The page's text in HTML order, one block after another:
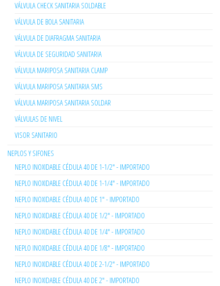
VÁLVULA CHECK SANITARIA SOLDABLE
VÁLVULA DE BOLA SANITARIA
VÁLVULA DE DIAFRAGMA SANITARIA
VÁLVULA DE SEGURIDAD SANITARIA
VÁLVULA MARIPOSA SANITARIA CLAMP
VÁLVULA MARIPOSA SANITARIA SMS
VÁLVULA MARIPOSA SANITARIA SOLDAR
VÁLVULAS DE NIVEL
VISOR SANITARIO
NEPLOS Y SIFONES
NEPLO INOXIDABLE CÉDULA 40 DE 1-1/2" - IMPORTADO
NEPLO INOXIDABLE CÉDULA 40 DE 1-1/4" - IMPORTADO
NEPLO INOXIDABLE CÉDULA 40 DE 1" - IMPORTADO
NEPLO INOXIDABLE CÉDULA 40 DE 1/2" - IMPORTADO
NEPLO INOXIDABLE CÉDULA 40 DE 1/4" - IMPORTADO
NEPLO INOXIDABLE CÉDULA 40 DE 1/8" - IMPORTADO
NEPLO INOXIDABLE CÉDULA 40 DE 2-1/2" - IMPORTADO
NEPLO INOXIDABLE CÉDULA 40 DE 2" - IMPORTADO